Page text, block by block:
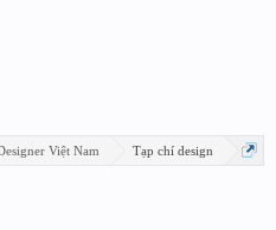
Việt Nam Tạp chí design